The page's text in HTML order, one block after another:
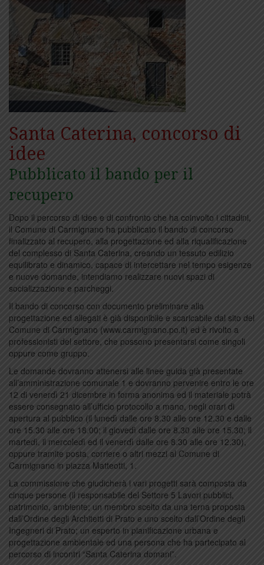
Santa Caterina, concorso di
idee
Pubblicato il bando per il
recupero
Dopo il percorso di idee e di confronto che ha coinvolto i cittadini,
il Comune di Carmignano ha pubblicato il bando di concorso
finalizzato al recupero, alla progettazione ed alla riqualificazione
del complesso di Santa Caterina, creando un tessuto edilizio
equilibrato e dinamico, capace di intercettare nel tempo esigenze
e nuove domande, intendiamo realizzare nuovi spazi di
socializzazione e parcheggi.
Il bando di concorso con documento preliminare alla
progettazione ed allegati è già disponibile e scaricabile dal sito del
Comune di Carmignano (www.carmignano.po.it) ed è rivolto a
professionisti del settore, che possono presentarsi come singoli
oppure come gruppo.
Le domande dovranno attenersi alle linee guida già presentate
all’amministrazione comunale 1 e dovranno pervenire entro le ore
12 di venerdì 21 dicembre in forma anonima ed il materiale potrà
essere consegnato all’ufficio protocollo a mano, negli orari di
apertura al pubblico (il lunedì dalle ore 8.30 alle ore 12.30 e dalle
ore 15.30 alle ore 18.00; il giovedì dalle ore 8.30 alle ore 15.30; il
martedì, il mercoledì ed il venerdì dalle ore 8.30 alle ore 12.30),
oppure tramite posta, corriere o altri mezzi al Comune di
Carmignano in piazza Matteotti, 1.
La commissione che giudicherà i vari progetti sarà composta da
cinque persone (il responsabile del Settore 5 Lavori pubblici,
patrimonio, ambiente; un membro scelto da una terna proposta
dall’Ordine degli Architetti di Prato e uno scelto dall’Ordine degli
Ingegneri di Prato; un esperto in pianificazione urbana e
progettazione ambientale ed una persona che ha partecipato al
percorso di incontri “Santa Caterina domani”.